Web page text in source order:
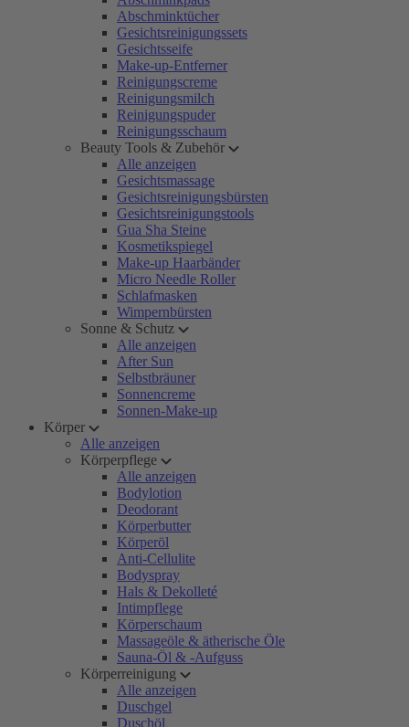
Abschminktücher
Gesichtsreinigungssets
Gesichtsseife
Make-up-Entferner
Reinigungscreme
Reinigungsmilch
Reinigungspuder
Reinigungsschaum
Beauty Tools & Zubehör
Alle anzeigen
Gesichtsmassage
Gesichtsreinigungsbürsten
Gesichtsreinigungstools
Gua Sha Steine
Kosmetikspiegel
Make-up Haarbänder
Micro Needle Roller
Schlafmasken
Wimpernbürsten
Sonne & Schutz
Alle anzeigen
After Sun
Selbstbräuner
Sonnencreme
Sonnen-Make-up
Körper
Alle anzeigen
Körperpflege
Alle anzeigen
Bodylotion
Deodorant
Körperbutter
Körperöl
Anti-Cellulite
Bodyspray
Hals & Dekolleté
Intimpflege
Körperschaum
Massageöle & ätherische Öle
Sauna-Öl & -Aufguss
Körperreinigung
Alle anzeigen
Duschgel
Duschöl